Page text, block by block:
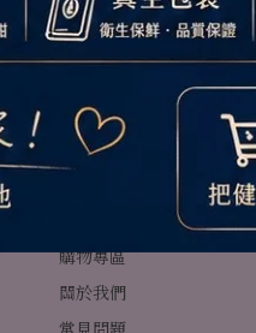
購物專區
關於我們